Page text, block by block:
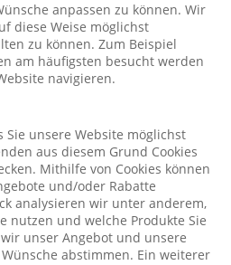
anpassen zu können. Wir
diese Weise möglichst
zu können. Zum Beispiel
am häufigsten besucht werden
navigieren.
unsere Website möglichst
aus diesem Grund Cookies
Mithilfe von Cookies können
und/oder Rabatte
analysieren wir unter anderem,
nutzen und welche Produkte Sie
unser Angebot und unsere
abstimmen. Ein weiterer